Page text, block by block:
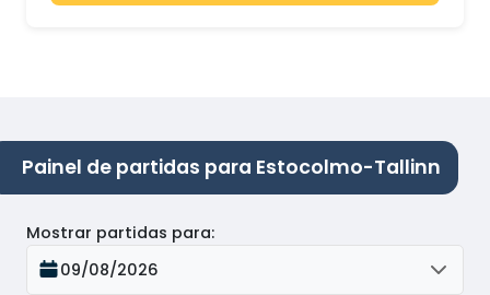
Painel de partidas para Estocolmo-Tallinn
Mostrar partidas para:
09/08/2026